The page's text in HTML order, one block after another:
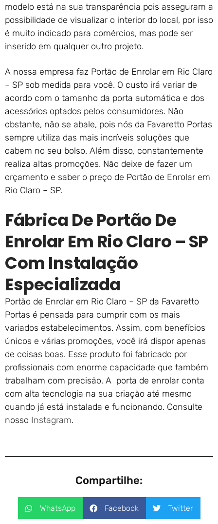
modelo está na sua transparência pois asseguram a
possibilidade de visualizar o interior do local, por isso
é muito indicado para comércios, mas pode ser
inserido em qualquer outro projeto.
A nossa empresa faz Portão de Enrolar em Rio Claro
– SP sob medida para você. O custo irá variar de
acordo com o tamanho da porta automática e dos
acessórios optados pelos consumidores. Não
obstante, não se abale, pois nós da Favaretto Portas
sempre utiliza das mais incríveis soluções que
cabem no seu bolso. Além disso, constantemente
realiza altas promoções. Não deixe de fazer um
orçamento e saber o preço de Portão de Enrolar em
Rio Claro – SP.
Fábrica De Portão De
Enrolar Em Rio Claro – SP
Com Instalação
Especializada
Portão de Enrolar em Rio Claro – SP da Favaretto
Portas é pensada para cumprir com os mais
variados estabelecimentos. Assim, com benefícios
únicos e várias promoções, você irá dispor apenas
de coisas boas. Esse produto foi fabricado por
profissionais com enorme capacidade que também
trabalham com precisão. A porta de enrolar conta
com alta tecnologia na sua criação até mesmo
quando já está instalada e funcionando. Consulte
nosso Instagram.
Compartilhe:
WhatsApp Facebook Twitter